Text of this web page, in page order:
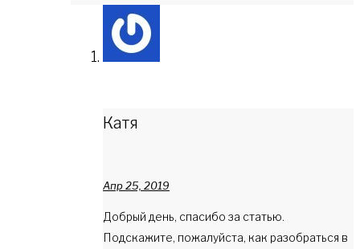
Катя
Апр 25, 2019
Добрый день, спасибо за статью.
Подскажите, пожалуйста, как разобраться в